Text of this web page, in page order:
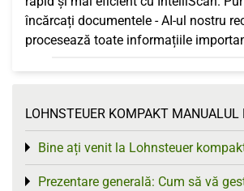
încărcați documentele - AI-ul nostru
procesează toate informațiile
LOHNSTEUER KOMPAKT MANUALUL
Bine ați venit la Lohnsteuer
Toggle menu
Prezentare generală: Cum să vă
Toggle menu